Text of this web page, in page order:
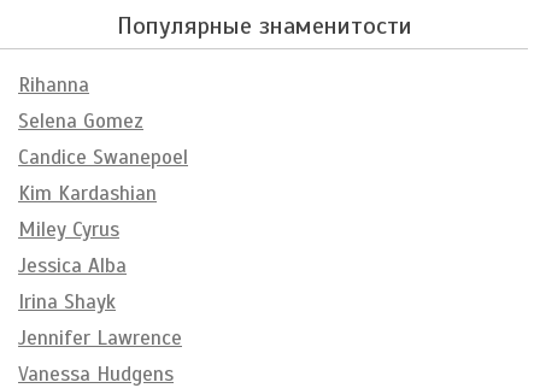
Популярные знаменитости
Rihanna
Selena Gomez
Candice Swanepoel
Kim Kardashian
Miley Cyrus
Jessica Alba
Irina Shayk
Jennifer Lawrence
Vanessa Hudgens